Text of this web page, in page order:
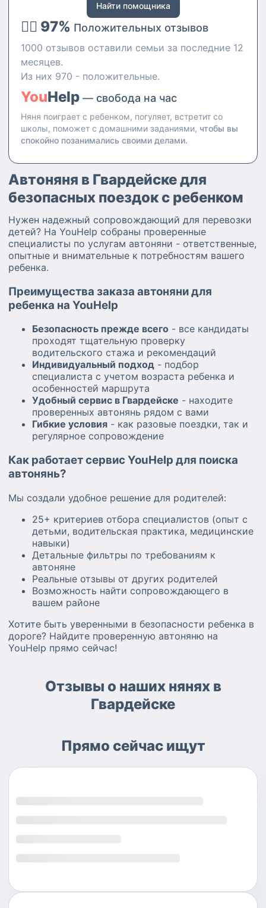
Найти помощника
👍🏻 97% Положительных отзывов
1000 отзывов оставили семьи за последние 12
месяцев.
Из них 970 - положительные.
YouHelp — свобода на час
Няня поиграет с ребенком, погуляет, встретит со
школы, поможет с домашними заданиями, чтобы вы
спокойно позанимались своими делами.
Автоняня в Гвардейске для
безопасных поездок с ребенком
Нужен надежный сопровождающий для перевозки
детей? На YouHelp собраны проверенные
специалисты по услугам автоняни - ответственные,
опытные и внимательные к потребностям вашего
ребенка.
Преимущества заказа автоняни для
ребенка на YouHelp
Безопасность прежде всего - все кандидаты
проходят тщательную проверку
водительского стажа и рекомендаций
Индивидуальный подход - подбор
специалиста с учетом возраста ребенка и
особенностей маршрута
Удобный сервис в Гвардейске - находите
проверенных автонянь рядом с вами
Гибкие условия - как разовые поездки, так и
регулярное сопровождение
Как работает сервис YouHelp для поиска
автонянь?
Мы создали удобное решение для родителей:
25+ критериев отбора специалистов (опыт с
детьми, водительская практика, медицинские
навыки)
Детальные фильтры по требованиям к
автоняне
Реальные отзывы от других родителей
Возможность найти сопровождающего в
вашем районе
Хотите быть уверенными в безопасности ребенка в
дороге? Найдите проверенную автоняню на
YouHelp прямо сейчас!
Отзывы о наших нянях в
Гвардейске
Прямо сейчас ищут